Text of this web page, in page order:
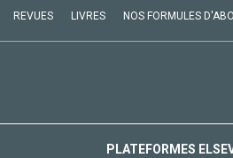
REVUES LIVRES NOS FORMULES
PLATEFORMES